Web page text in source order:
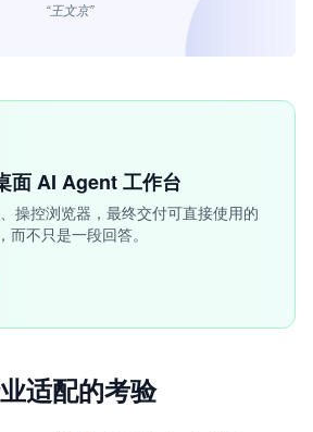
“王文京”
AI Agent 工作台
操控浏览器，最终交付可直接使用的
不只是一段回答。
适配的考验